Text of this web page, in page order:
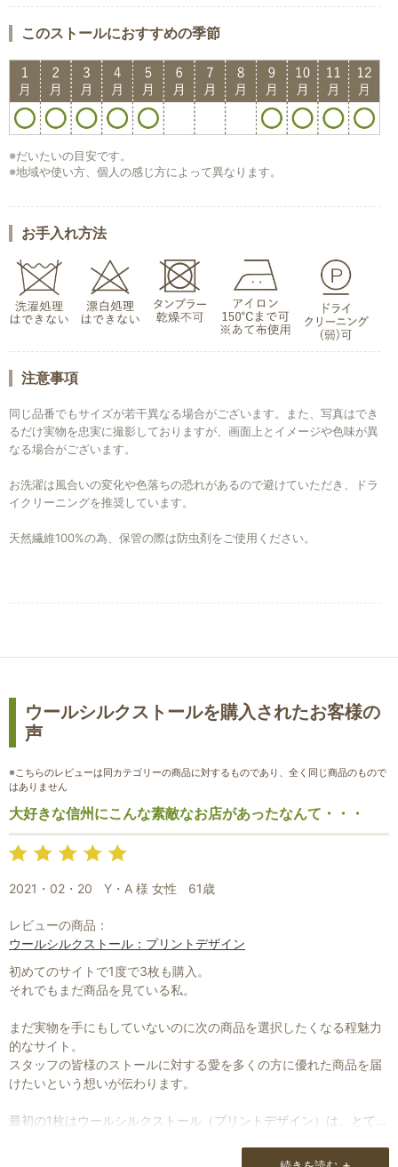
お買い物を続ける
このストールにおすすめの季節
※だいたいの目安です。
※地域や使い方、個人の感じ方によって異なります。
お手入れ方法
注意事項
同じ品番でもサイズが若干異なる場合がございます。また、写真はでき
るだけ実物を忠実に撮影しておりますが、画面上とイメージや色味が異
なる場合がございます。
お洗濯は風合いの変化や色落ちの恐れがあるので避けていただき、ドラ
イクリーニングを推奨しています。
天然繊維100%の為、保管の際は防虫剤をご使用ください。
ウールシルクストールを購入されたお客様の
声
※こちらのレビューは同カテゴリーの商品に対するものであり、全く同じ商品のもので
はありません
大好きな信州にこんな素敵なお店があったなんて・・・
2021・02・20 Y・A 様 女性 61歳
レビューの商品：
ウールシルクストール：プリントデザイン
初めてのサイトで1度で3枚も購入。
それでもまだ商品を見ている私。
まだ実物を手にもしていないのに次の商品を選択したくなる程魅力
的なサイト。
スタッフの皆様のストールに対する愛を多くの方に優れた商品を届
けたいという想いが伝わります。
最初の1枚はウールシルクストール（プリントデザイン）は、とても
ウールストールは手持ちの物に比べても軽い上に、肌触りが柔らか